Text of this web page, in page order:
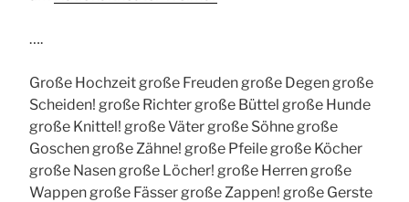
….
Große Hochzeit große Freuden große Degen große
Scheiden! große Richter große Büttel große Hunde
große Knittel! große Väter große Söhne große
Goschen große Zähne! große Pfeile große Köcher
große Nasen große Löcher! große Herren große
Wappen große Fässer große Zappen! große Gerste